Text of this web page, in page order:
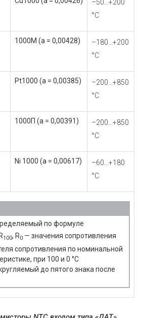
–50...+200
°С
1000М (а = 0,00428)
–180...+200
°С
Pt1000 (а = 0,00385)
–200...+850
°С
1000П (а = 0,00391)
–200...+850
°С
Ni 1000 (а = 0,00617)
–60...+180
°С
по формуле
100, R0— значения сопротивления
сопротивления по номинальной
при 100 и 0 °С
до пятого знака после